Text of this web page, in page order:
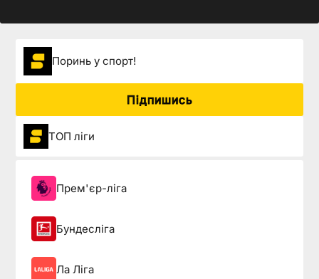
Поринь у спорт!
Підпишись
ТОП ліги
Прем'єр-ліга
Бундесліга
Ла Ліга